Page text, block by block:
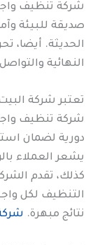
شركة تنظيف
صديقة للبيئة
الحديثة. أيضا،
النهائية
تعتبر شركة
شركة تنظيف
دورية لضمان
يشعر العملاء
كذلك، تقدم
التنظيف لكل
نتائج مبهرة.